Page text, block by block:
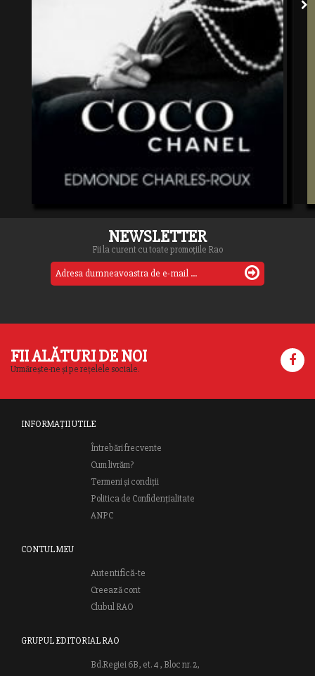
NEWSLETTER
Fii la curent cu toate promoțiile Rao
FII ALĂTURI DE NOI
Urmărește-ne și pe rețelele sociale.
INFORMAȚII UTILE
Întrebări frecvente
Cum livrăm?
Termeni și condiții
Politica de Confidențialitate
ANPC
CONTUL MEU
Autentifică-te
Creează cont
Clubul RAO
GRUPUL EDITORIAL RAO
Bd.Regiei 6B, et. 4 , Bloc nr. 2,